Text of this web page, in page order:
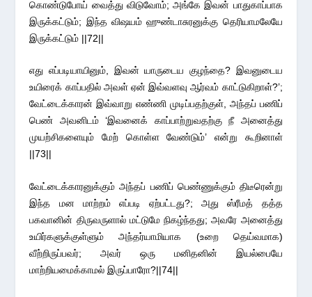
கொண்டுபோய் வைத்து விடுவோம்; அங்கே இவன் பாதுகாப்பாக
இருக்கட்டும்; இந்த விஷயம் ஹுண்டாசுரனுக்கு தெரியாமலேயே
இருக்கட்டும் ||72||
எது எப்படியாயினும், இவன் யாருடைய குழந்தை? இவனுடைய
உயிரைக் காப்பதில் அவள் ஏன் இவ்வளவு ஆர்வம் காட்டுகிறாள்?’;
வேட்டைக்காரன் இவ்வாறு எண்ணி முடிப்பதற்குள், அந்தப் பணிப்
பெண் அவனிடம் ‘இவனைக் காப்பாற்றுவதற்கு நீ அனைத்து
முயற்சிகளையும் மேற் கொள்ள வேண்டும்’ என்று கூறினாள்
||73||
வேட்டைக்காரனுக்கும் அந்தப் பணிப் பெண்ணுக்கும் திடீரென்று
இந்த மன மாற்றம் எப்படி ஏற்பட்டது?; அது ஸ்ரீமத் தத்த
பகவானின் திருவருளால் மட்டுமே நிகழ்ந்தது; அவரே அனைத்து
உயிர்களுக்குள்ளும் அந்தர்யாமியாக (உறை தெய்வமாக)
வீற்றிருப்பவர்; அவர் ஒரு மனிதனின் இயல்பையே
மாற்றியமைக்காமல் இருப்பாரோ?||74||